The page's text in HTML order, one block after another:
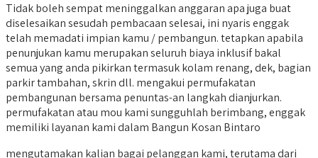
Tidak boleh sempat meninggalkan anggaran apa juga buat
diselesaikan sesudah pembacaan selesai, ini nyaris enggak
telah memadati impian kamu / pembangun. tetapkan apabila
penunjukan kamu merupakan seluruh biaya inklusif bakal
semua yang anda pikirkan termasuk kolam renang, dek, bagian
parkir tambahan, skrin dll. mengakui permufakatan
pembangunan bersama penuntas-an langkah dianjurkan.
permufakatan atau mou kami sungguhlah berimbang, enggak
memiliki layanan kami dalam Bangun Kosan Bintaro
mengutamakan kalian bagai pelanggan kami, terutama dari